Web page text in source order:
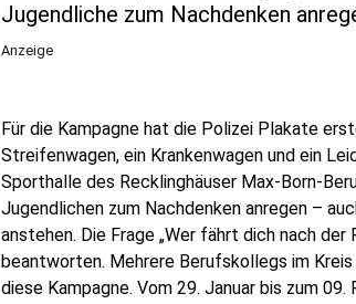
Jugendliche zum Nachdenken
Anzeige
Für die Kampagne hat die Polizei Plakate
Streifenwagen, ein Krankenwagen und ein
Sporthalle des Recklinghäuser Max-Born-
Jugendlichen zum Nachdenken anregen –
anstehen. Die Frage „Wer fährt dich nach
beantworten. Mehrere Berufskollegs im
diese Kampagne. Vom 29. Januar bis zum